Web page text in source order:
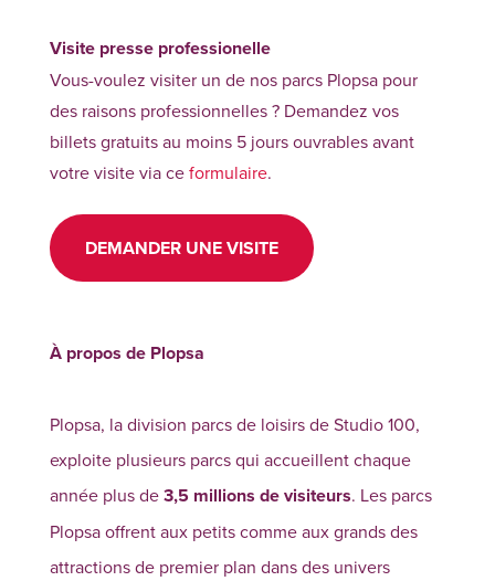
Visite presse professionelle
Vous-voulez visiter un de nos parcs Plopsa pour
des raisons professionnelles ? Demandez vos
billets gratuits au moins 5 jours ouvrables avant
votre visite via ceformulaire.
DEMANDER UNE VISITE
À propos de Plopsa
Plopsa, la division parcs de loisirs de Studio 100,
exploite plusieurs parcs qui accueillent chaque
année plus de3,5 millions de visiteurs. Les parcs
Plopsa offrent aux petits comme aux grands des
attractions de premier plan dans des univers